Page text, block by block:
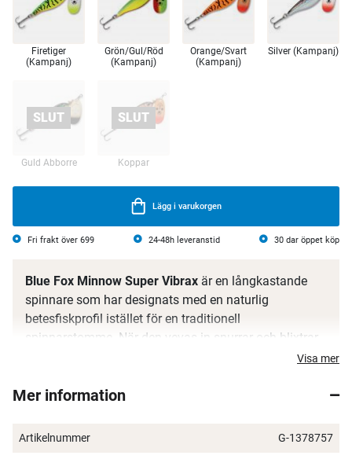
Firetiger
(Kampanj)
Grön/Gul/Röd
(Kampanj)
Orange/Svart
(Kampanj)
Silver (Kampanj)
Guld Abborre Koppar
Lägg i varukorgen
Fri frakt över 699 24-48h leveranstid 30 dar öppet köp
Blue Fox Minnow Super Vibrax är en långkastande
spinnare som har designats med en naturlig
betesfiskprofil istället för en traditionell
spinnarstomme. När den vevas in snurrar och blixtrar
skeden framför den vibrerande kroppen för att fånga
förlängda aerodynamiska designen skär genom luft
når sin maximala räckvidd. Ett ruggigt effektivt bete
Visa mer
Mer information
Artikelnummer G-1378757